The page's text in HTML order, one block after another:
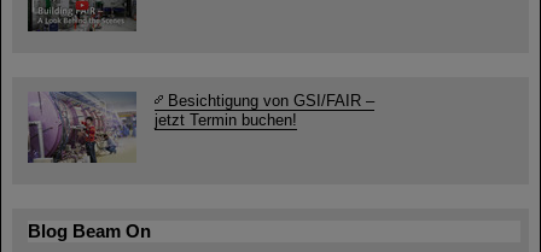
Besichtigung von GSI/FAIR –
jetzt Termin buchen!
Blog Beam On